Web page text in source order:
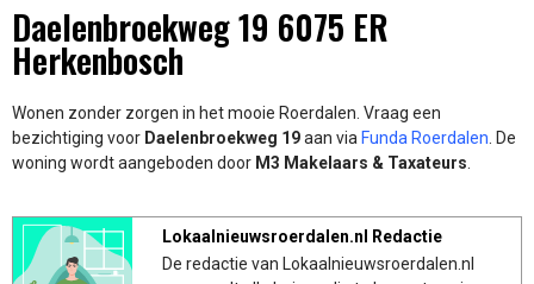
Daelenbroekweg 19 6075 ER
Herkenbosch
Wonen zonder zorgen in het mooie Roerdalen. Vraag een
bezichtiging voor Daelenbroekweg 19aan via Funda Roerdalen . De
woning wordt aangeboden door M3 Makelaars & Taxateurs
Lokaalnieuwsroerdalen.nl Redactie
De redactie van Lokaalnieuwsroerdalen.nl